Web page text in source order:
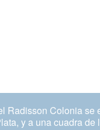
Radisson Colonia se
y a una cuadra